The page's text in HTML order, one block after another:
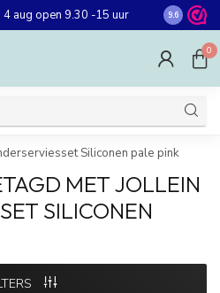
aug open 9.30 -15 uur Gratis
winkel in
9.6
0
Siliconen pale pink
MET JOLLEIN
SILICONEN